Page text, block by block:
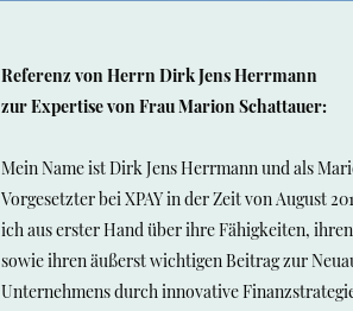
Referenz von Herrn Dirk Jens Herrmann
zur Expertise von Frau Marion Schattauer:
Mein Name ist Dirk Jens Herrmann und als
Vorgesetzter bei XPAY in der Zeit von August
ich aus erster Hand über ihre Fähigkeiten,
sowie ihren äußerst wichtigen Beitrag zur
Unternehmens durch innovative